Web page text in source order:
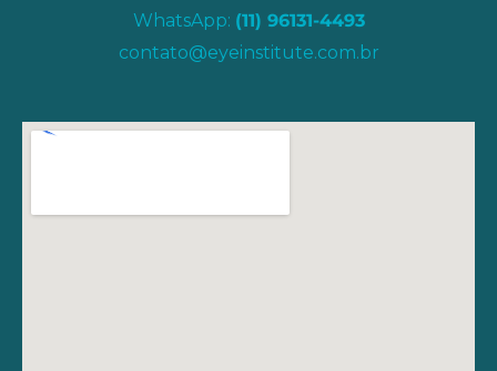
WhatsApp: (11) 96131-4493
contato@eyeinstitute.com.br